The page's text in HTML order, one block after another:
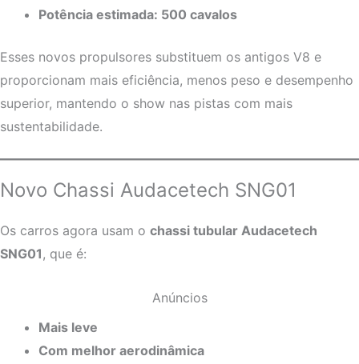
Potência estimada: 500 cavalos
Esses novos propulsores substituem os antigos V8 e
proporcionam mais eficiência, menos peso e desempenho
superior, mantendo o show nas pistas com mais
sustentabilidade.
Novo Chassi Audacetech SNG01
Os carros agora usam o chassi tubular Audacetech
SNG01, que é:
Anúncios
Mais leve
Com melhor aerodinâmica